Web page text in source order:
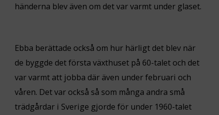
händerna blev även om det var varmt under glaset.
Ebba berättade också om hur härligt det blev när
de byggde det första växthuset på 60-talet och det
var varmt att jobba där även under februari och
våren. Det var också så som många andra små
trädgårdar i Sverige gjorde för under 1960-talet